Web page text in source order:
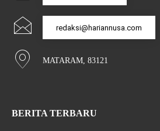
redaksi@hariannusa.com
MATARAM, 83121
BERITA TERBARU